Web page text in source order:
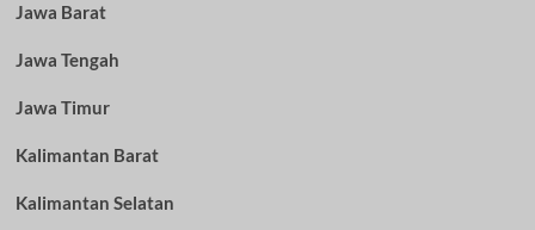
Jawa Barat
Jawa Tengah
Jawa Timur
Kalimantan Barat
Kalimantan Selatan